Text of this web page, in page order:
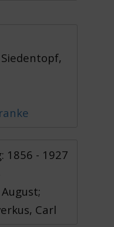
1856 - 1927
Carl